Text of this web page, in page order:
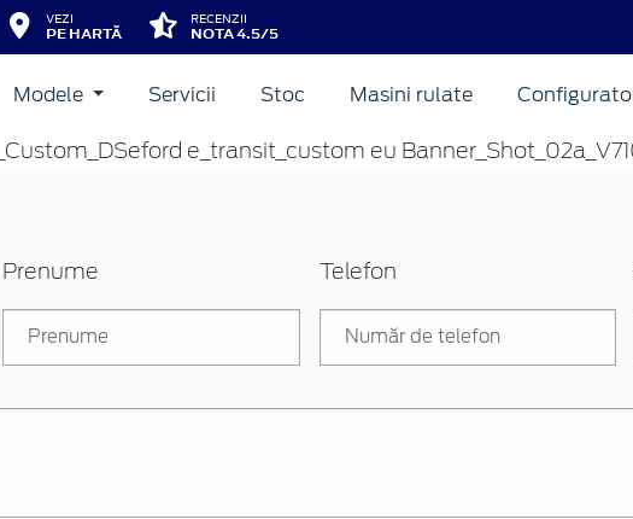
VEZI
PE HARTĂ
RECENZII
NOTA 4.5/5
Modele Servicii Stoc Masini rulate
Prenume Telefon